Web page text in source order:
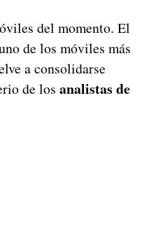
del momento. El
de los móviles más
a consolidarse
de los analistas de